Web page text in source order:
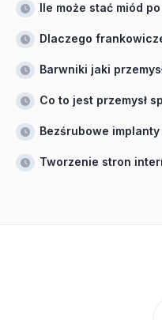
Ile może stać miód
Dlaczego
Barwniki jaki
Co to jest przemysł
Bezśrubowe
Tworzenie stron